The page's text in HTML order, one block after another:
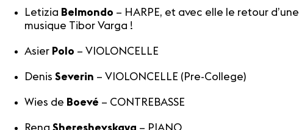
Letizia Belmondo – HARPE, et avec elle le retour d’une
musique Tibor Varga !
Asier Polo – VIOLONCELLE
Denis Severin – VIOLONCELLE (Pre-College)
Wies de Boevé – CONTREBASSE
Rena Shereshevskaya – PIANO